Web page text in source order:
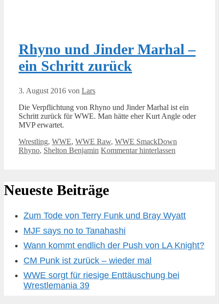
Rhyno und Jinder Marhal –
ein Schritt zurück
3. August 2016 von Lars
Die Verpflichtung von Rhyno und Jinder Marhal ist ein
Schritt zurück für WWE. Man hätte eher Kurt Angle oder
MVP erwartet.
Kategorien
Wrestling, WWE, WWE Raw, WWE SmackDown
Rhyno, Shelton Benjamin Kommentar hinterlassen
Neueste Beiträge
Zum Tode von Terry Funk und Bray Wyatt
MJF says no to Tanahashi
Wann kommt endlich der Push von LA Knight?
CM Punk ist zurück – wieder mal
WWE sorgt für riesige Enttäuschung bei
Wrestlemania 39